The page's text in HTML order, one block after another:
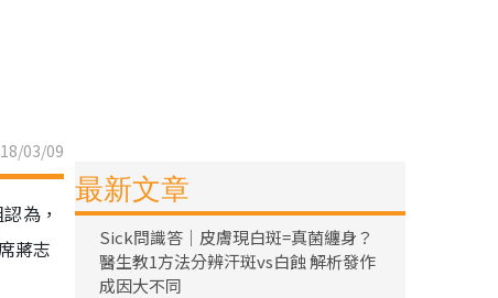
03/09
為，
蔣志
最新文章
Sick問識答｜皮膚現白斑=真菌纏身？
醫生教1方法分辨汗斑vs白蝕 解析發作
成因大不同